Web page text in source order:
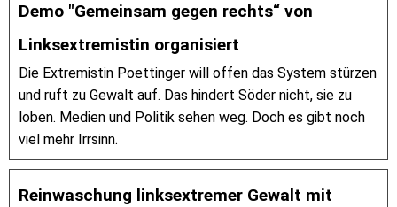
Demo "Gemeinsam gegen rechts“ von
Linksextremistin organisiert
Die Extremistin Poettinger will offen das System stürzen
und ruft zu Gewalt auf. Das hindert Söder nicht, sie zu
loben. Medien und Politik sehen weg. Doch es gibt noch
viel mehr Irrsinn.
Reinwaschung linksextremer Gewalt mit